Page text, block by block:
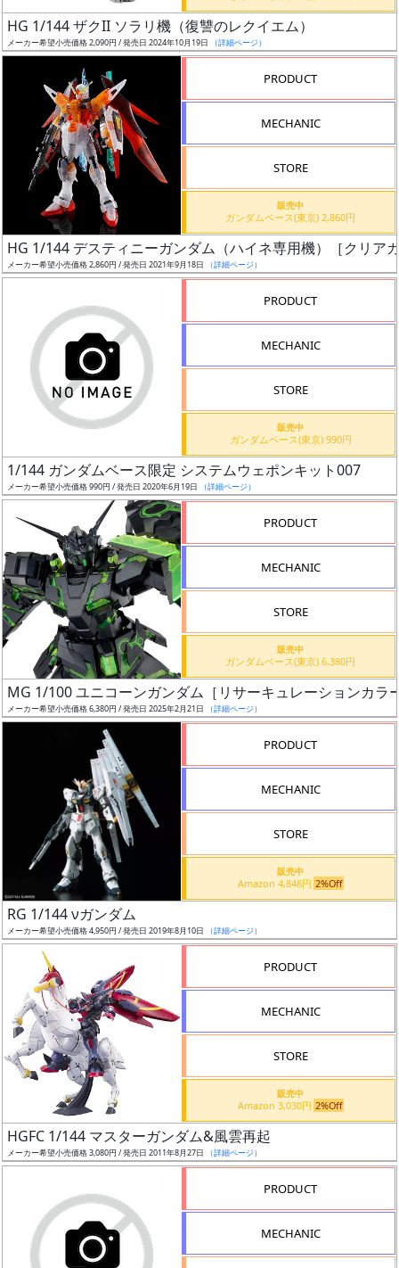
日
発
売
シュ
通知
対象
ギ
ャ
ラ
定
予
発
売
時
期
割
引
路
HG 1/144 ザクII ソラリ機（復讐のレクイエム）
メーカー希望小売価格 2,090円 / 発売日 2024年10月19日 （詳細ページ）
PRODUCT
MECHANIC
STORE
販売中
ガンダムベース(東京) 2,860円
HG 1/144 デスティニーガンダム（ハイネ専用機）［クリア
メーカー希望小売価格 2,860円 / 発売日 2021年9月18日 （詳細ページ）
PRODUCT
MECHANIC
STORE
販売中
ガンダムベース(東京) 990円
1/144 ガンダムベース限定 システムウェポンキット007
メーカー希望小売価格 990円 / 発売日 2020年6月19日 （詳細ページ）
PRODUCT
MECHANIC
STORE
販売中
ガンダムベース(東京) 6,380円
MG 1/100 ユニコーンガンダム［リサーキュレーションカラ
メーカー希望小売価格 6,380円 / 発売日 2025年2月21日 （詳細ページ）
PRODUCT
MECHANIC
STORE
販売中
Amazon 4,848円 2%Off
RG 1/144 νガンダム
メーカー希望小売価格 4,950円 / 発売日 2019年8月10日 （詳細ページ）
PRODUCT
MECHANIC
STORE
販売中
Amazon 3,030円 2%Off
HGFC 1/144 マスターガンダム&風雲再起
メーカー希望小売価格 3,080円 / 発売日 2011年8月27日 （詳細ページ）
PRODUCT
MECHANIC